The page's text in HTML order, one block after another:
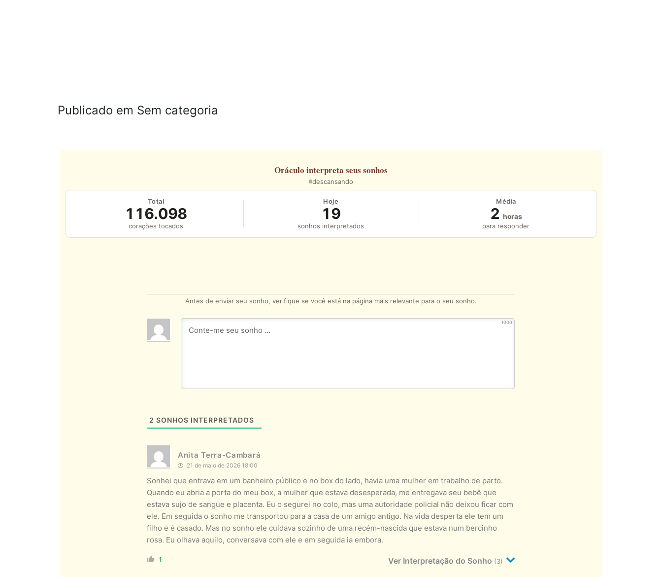
Publicado em Sem categoria
Oráculo interpreta seus sonhos
descansando
Total
116.098
corações tocados
Hoje
19
sonhos interpretados
Média
2 horas
para responder
Antes de enviar seu sonho, verifique se você está na página mais relevante para o seu sonho.
1000
2 SONHOS INTERPRETADOS
Anita Terra-Cambará
21 de maio de 2026 18:00
Sonhei que entrava em um banheiro público e no box do lado, havia uma mulher em trabalho de parto.
Quando eu abria a porta do meu box, a mulher que estava desesperada, me entregava seu bebê que
estava sujo de sangue e placenta. Eu o segurei no colo, mas uma autoridade policial não deixou ficar com
ele. Em seguida o sonho me transportou para a casa de um amigo antigo. Na vida desperta ele tem um
filho e é casado. Mas no sonho ele cuidava sozinho de uma recém-nascida que estava num bercinho
rosa. Eu olhava aquilo, conversava com ele e em seguida ia embora.
1 Ver Interpretação do Sonho (3)